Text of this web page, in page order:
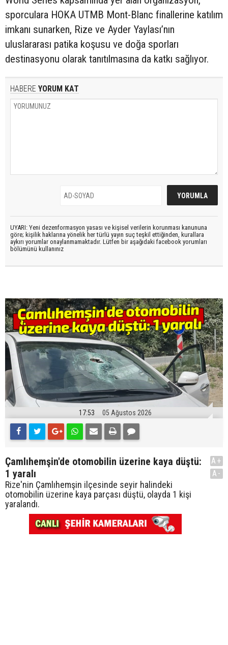
sporculara HOKA UTMB Mont-Blanc finallerine katılım
imkanı sunarken, Rize ve Ayder Yaylası’nın
uluslararası patika koşusu ve doğa sporları
destinasyonu olarak tanıtılmasına da katkı sağlıyor.
HABERE YORUM KAT
UYARI: Yeni dezenformasyon yasası ve kişisel verilerin korunması kanununa
göre; kişilik haklarına yönelik her türlü yayın suç teşkil ettiğinden, kurallara
aykırı yorumlar onaylanmamaktadır. Lütfen bir aşağıdaki facebook yorumları
bölümünü kullanınız
17:53 05 Ağustos 2026
Çamlıhemşin'de otomobilin üzerine kaya düştü:
1 yaralı
Rize'nin Çamlıhemşin ilçesinde seyir halindeki
otomobilin üzerine kaya parçası düştü, olayda 1 kişi
yaralandı.
A+
A-